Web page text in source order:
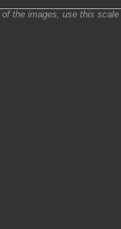
the images, use this